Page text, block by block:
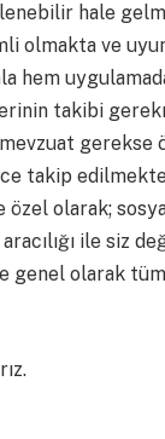
hale
olmakta ve
hem
takibi
gerekse
takip
özel olarak;
ile siz
genel olarak